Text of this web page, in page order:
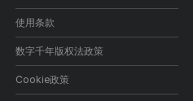
使用条款
数字千年版权法政策
Cookie政策